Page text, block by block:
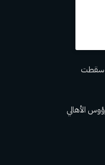
سقطت
الأهالي